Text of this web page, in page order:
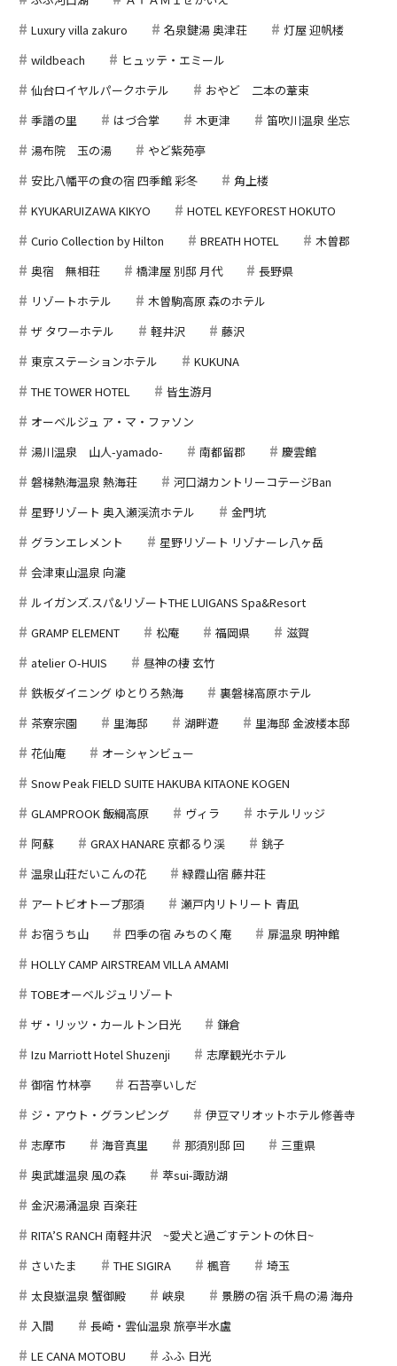
Luxury villa zakuro
名泉鍵湯 奥津荘
灯屋 迎帆楼
wildbeach
ヒュッテ・エミール
仙台ロイヤルパークホテル
おやど 二本の葦束
季譜の里
はづ合掌 木更津
笛吹川温泉 坐忘
湯布院 玉の湯
やど紫苑亭
安比八幡平の食の宿 四季館 彩冬
角上楼
KYUKARUIZAWA KIKYO
HOTEL KEYFOREST HOKUTO
Curio Collection by Hilton
BREATH HOTEL
木曽郡
奥宿 無相荘
橋津屋 別邸 月代
長野県
リゾートホテル
木曽駒高原 森のホテル
ザ タワーホテル
軽井沢
藤沢
東京ステーションホテル
KUKUNA
THE TOWER HOTEL
皆生游月
オーベルジュ ア・マ・ファソン
湯川温泉 山人-yamado-
南都留郡
慶雲館
磐梯熱海温泉 熱海荘
河口湖カントリーコテージBan
星野リゾート 奥入瀬渓流ホテル
金門坑
グランエレメント
星野リゾート リゾナーレ八ヶ岳
会津東山温泉 向瀧
ルイガンズ.スパ&リゾートTHE LUIGANS Spa&Resort
GRAMP ELEMENT
松庵 福岡県
滋賀
atelier O-HUIS
昼神の棲 玄竹
鉄板ダイニング ゆとりろ熱海
裏磐梯高原ホテル
茶寮宗園
里海邸 湖畔遊
里海邸 金波楼本邸
花仙庵
オーシャンビュー
Snow Peak FIELD SUITE HAKUBA KITAONE KOGEN
GLAMPROOK 飯綱高原
ヴィラ
ホテルリッジ
阿蘇
GRAX HANARE 京都るり渓
銚子
温泉山荘だいこんの花
緑霞山宿 藤井荘
アートビオトープ那須
瀬戸内リトリート 青凪
お宿うち山
四季の宿 みちのく庵
扉温泉 明神館
HOLLY CAMP AIRSTREAM VILLA AMAMI
TOBEオーベルジュリゾート
ザ・リッツ・カールトン日光
鎌倉
Izu Marriott Hotel Shuzenji
志摩観光ホテル
御宿 竹林亭
石苔亭いしだ
ジ・アウト・グランピング
伊豆マリオットホテル修善寺
志摩市
海音真里 那須別邸 回
三重県
奥武雄温泉 風の森
萃sui-諏訪湖
金沢湯涌温泉 百楽荘
RITA’S RANCH 南軽井沢 ~愛犬と過ごすテントの休日~
さいたま
THE SIGIRA 楓音
埼玉
太良嶽温泉 蟹御殿
峡泉
景勝の宿 浜千鳥の湯 海舟
入間
長崎・雲仙温泉 旅亭半水盧
LE CANA MOTOBU
ふふ 日光